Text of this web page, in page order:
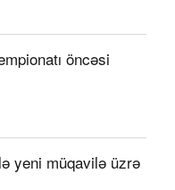
öncəsi
yeni müqavilə üzrə